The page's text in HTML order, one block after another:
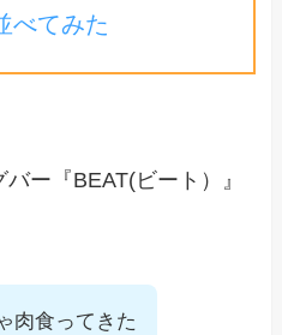
べてみた
ー『BEAT(ビート）』
肉食ってきた